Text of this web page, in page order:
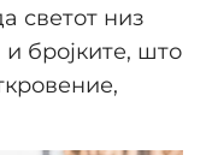
светот низ
бројките, што